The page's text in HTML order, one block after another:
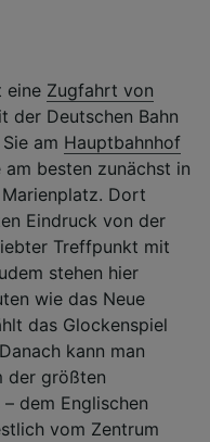
eine Zugfahrt von
der Deutschen Bahn
am Hauptbahnhof
am besten zunächst in
Dort
Eindruck von der
Treffpunkt mit
stehen hier
wie das Neue
das Glockenspiel
kann man
der größten
dem Englischen
vom Zentrum
und
Ihre
haben, Ihr
Daten, um
Identifikation
oder Zugriff auf
Inhalte, Messung
von
sowie
von